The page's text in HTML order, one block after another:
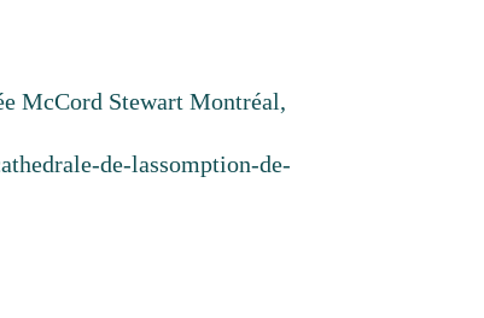
McCord Stewart Montréal,
de-lassomption-de-